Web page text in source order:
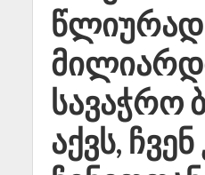
წლიურად
სავაჭრო
აქვს, ჩვენ